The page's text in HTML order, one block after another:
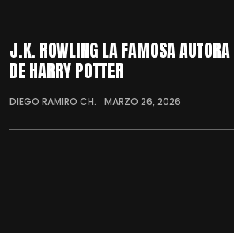
J.K. ROWLING LA FAMOSA
DE HARRY POTTER
DIEGO RAMIRO CH. MARZO 26, 2026